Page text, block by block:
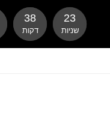
38
דקות
22
שניות